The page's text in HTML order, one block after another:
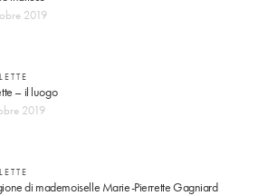
2019
– il luogo
2019
di mademoiselle Marie-Pierrette Gagniard